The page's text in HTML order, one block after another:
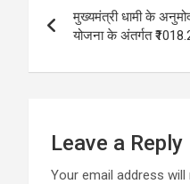
navigation
मुख्यमंत्री धामी के
योजना के अंतर्गत
Leave a Reply
Your email address will